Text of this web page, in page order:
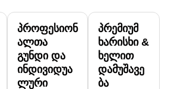
პროფესიონ
ალთა
გუნდი და
ინდივიდუა
ლური
პრემიუმ
ხარისხი &
ხელით
დამუშავე
ბა